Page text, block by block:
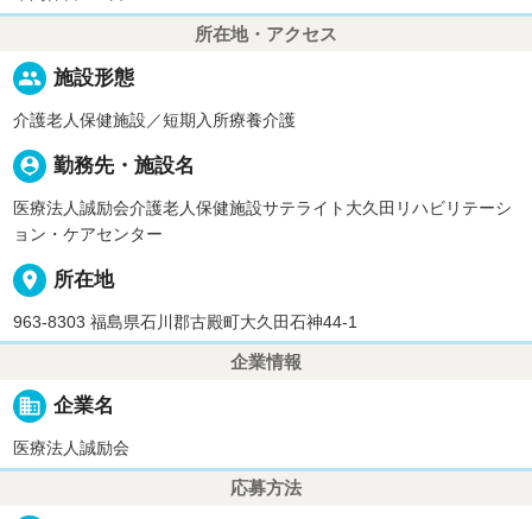
所在地・アクセス
people 施設形態
介護老人保健施設／短期入所療養介護
person_pin 勤務先・施設名
医療法人誠励会介護老人保健施設サテライト大久田リハビリテーシ
ョン・ケアセンター
place 所在地
963-8303 福島県石川郡古殿町大久田石神44-1
企業情報
business 企業名
医療法人誠励会
応募方法